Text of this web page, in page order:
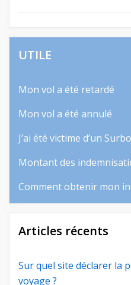
UTILE
Mon vol a été retardé
Mon vol a été annulé
J’ai été victime d’un
Montant des
Comment obtenir mon
Articles récents
Sur quel site déclarer la
voyage ?